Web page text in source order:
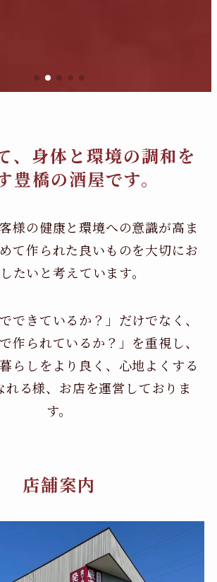
、身体と環境の調和を
豊橋の酒屋です。
様の健康と環境への意識が高ま
て作られた良いものを大切にお
たいと考えています。
できているか？」だけでなく、
作られているか？」を重視し、
らしをより良く、心地よくする
れる様、お店を運営しておりま
す。
店舗案内